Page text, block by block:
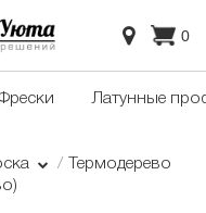
0
Латунные
Термодерево